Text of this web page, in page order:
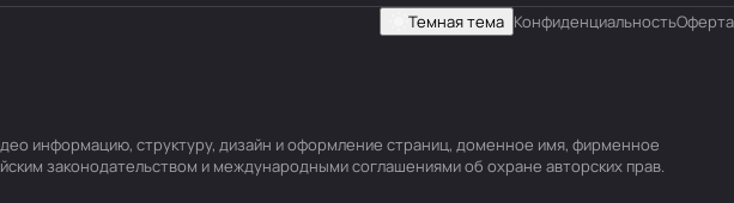
Темная тема КонфиденциальностьОферта
информацию, структуру, дизайн и оформление страниц, доменное имя, фирменное
законодательством и международными соглашениями об охране авторских прав.